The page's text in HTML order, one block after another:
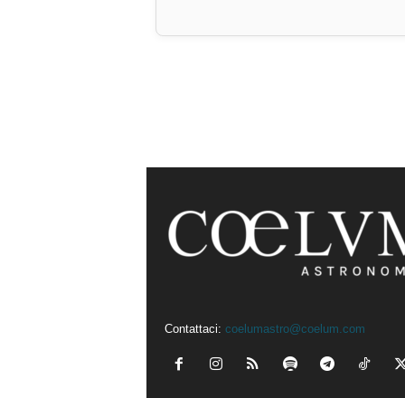
Contattaci: coelumastro@coelum.com